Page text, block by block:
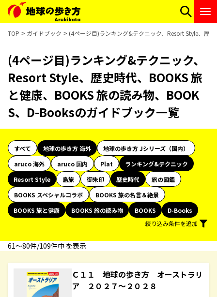
TOP ガイドブック (4ページ目)ランキング&テクニック、Resort Style、歴
(4ページ目)ランキング&テクニック、
Resort Style、歴史時代、BOOKS 旅
と健康、BOOKS 旅の読み物、BOOK
S、D-Booksのガイドブック一覧
すべて 地球の歩き方 海外
地球の歩き方 Jシリーズ（国内）
aruco 海外
aruco 国内 Plat
ランキング&テクニック
Resort Style
島旅 御朱印 歴史時代
旅の図鑑
BOOKS スペシャルコラボ
BOOKS 旅の名言＆絶景
BOOKS 旅と健康
BOOKS 旅の読み物 BOOKS
D-Books
絞り込み条件を追加
61〜80件/109件中 を表示
Ｃ１１ 地球の歩き方 オーストラリ
ア ２０２７～２０２８